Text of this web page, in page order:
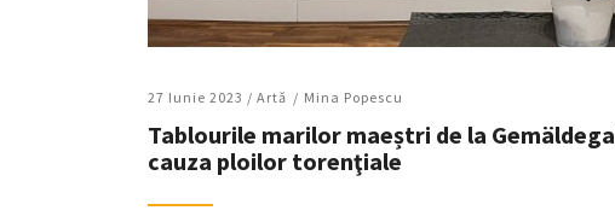
27 Iunie 2023 / Artǎ Mina Popescu
Tablourile marilor maeștri de la
cauza ploilor torenţiale